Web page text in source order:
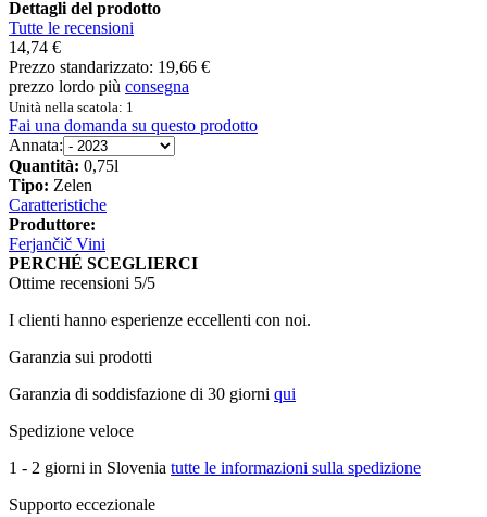
Dettagli del prodotto
Tutte le recensioni
14,74 €
Prezzo standarizzato: 19,66 €
prezzo lordo più consegna
Unità nella scatola: 1
Fai una domanda su questo prodotto
Annata:
Quantità: 0,75l
Tipo: Zelen
Caratteristiche
Produttore:
Ferjančič Vini
PERCHÉ SCEGLIERCI
Ottime recensioni 5/5
I clienti hanno esperienze eccellenti con noi.
Garanzia sui prodotti
Garanzia di soddisfazione di 30 giorni qui
Spedizione veloce
1 - 2 giorni in Slovenia tutte le informazioni sulla spedizione
Supporto eccezionale